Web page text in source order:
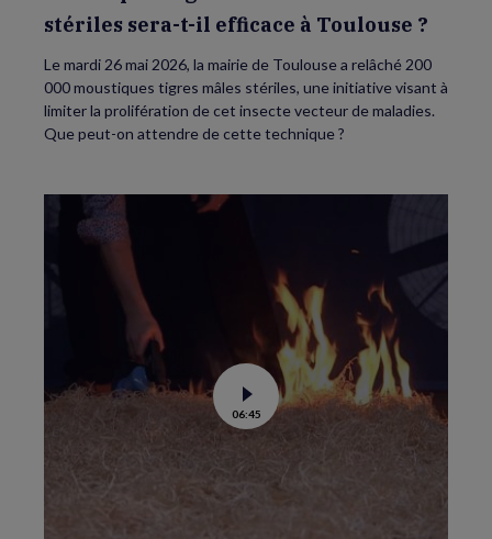
Toulouse
?
stériles sera-t-il efficace à Toulouse ?
Le mardi 26 mai 2026, la mairie de Toulouse a relâché 200
000 moustiques tigres mâles stériles, une initiative visant à
limiter la prolifération de cet insecte vecteur de maladies.
Que peut-on attendre de cette technique ?
Voir
la
vidéo
de
06:45